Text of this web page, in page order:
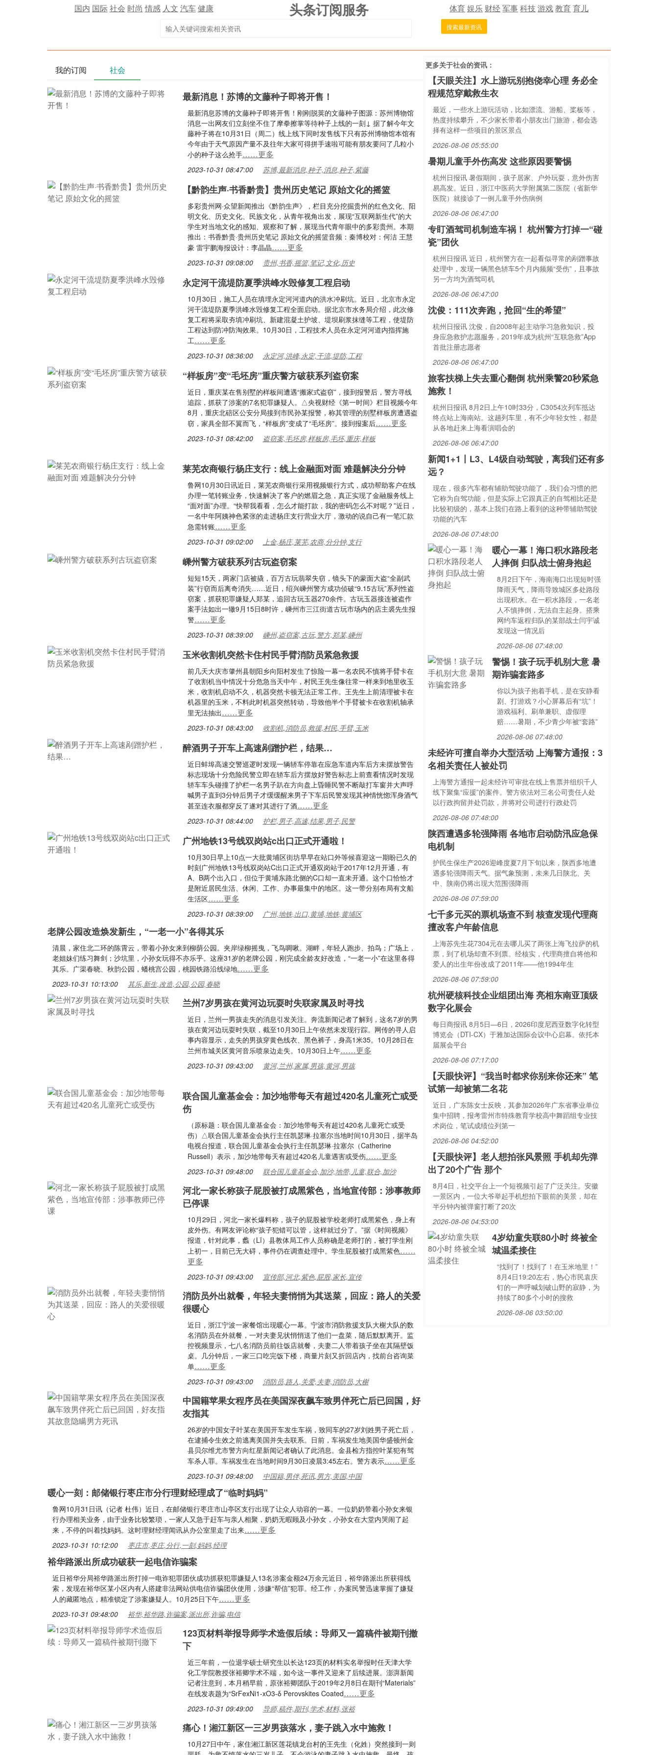
国内 国际社会 时尚 情感 人文 汽车健康 头条订阅服务 体育娱乐 财经军事科技游戏教育育儿
搜索最新资讯
我的订阅 社会
最新消息！苏博的文藤种子即将开售！
最新消息苏博的文藤种子即将开售！刚刚脱荚的文藤种子图源：苏州博物馆
消息一出网友们立刻坐不住了摩拳擦掌等待种子上线的一刻↓ 据了解今年文
藤种子将在10月31日（周二）线上线下同时发售线下只有苏州博物馆本馆有
今年由于天气原因产量不及往年大家可得拼手速啦可能有朋友要问了几粒小
小的种子这么抢手……更多
2023-10-31 08:47:00 苏博,最新消息,种子,消息,种子,紫藤
【黔韵生声·书香黔贵】贵州历史笔记 原始文化的摇篮
多彩贵州网·众望新闻推出《黔韵生声》，栏目充分挖掘贵州的红色文化、阳
明文化、历史文化、民族文化，从青年视角出发，展现“互联网新生代”的大
学生对当地文化的感知、观察和了解，展现当代青年眼中的多彩贵州。本期
推出：书香黔贵·贵州历史笔记 原始文化的摇篮音频：秦博校对：何洁 王慧
豪 雷宇鹏海报设计：李晶晶……更多
2023-10-31 09:08:00 贵州,书香,摇篮,笔记,文化,历史
永定河干流堤防夏季洪峰水毁修复工程启动
10月30日，施工人员在填埋永定河河道内的洪水冲刷坑。近日，北京市永定
河干流堤防夏季洪峰水毁修复工程全面启动。据北京市水务局介绍，此次修
复工程将采取夯填冲刷坑、新建混凝土护坡、堤坝刷浆抹缝等工程，使堤防
工程达到防冲防淘效果。10月30日，工程技术人员在永定河河道内指挥施
工……更多
2023-10-31 08:36:00 永定河,洪峰,永定,干流,堤防,工程
“样板房”变“毛坯房”重庆警方破获系列盗窃案
近日，重庆某在售别墅的样板间遭遇“搬家式盗窃”，接到报警后，警方寻线
追踪，抓获了涉案的7名犯罪嫌疑人。△央视财经《第一时间》栏目视频今年
8月，重庆北碚区公安分局接到市民孙某报警，称其管理的别墅样板房遭遇盗
窃，家具全部不翼而飞，“样板房”变成了“毛坯房”。接到报案后……更多
2023-10-31 08:42:00 盗窃案,毛坯房,样板房,毛坯,重庆,样板
莱芜农商银行杨庄支行：线上金融面对面 难题解决分分钟
鲁网10月30日讯近日，莱芜农商银行采用视频银行方式，成功帮助客户在线
办理一笔转账业务，快速解决了客户的燃眉之急，真正实现了金融服务线上
“面对面”办理。“快帮我看看，怎么才能打款，我的密码怎么不对呢？”近日，
一名中年阿姨神色紧张的走进杨庄支行营业大厅，激动的说自己有一笔汇款
急需转账……更多
2023-10-31 09:02:00 上金,杨庄,莱芜,农商,分分钟,支行
嵊州警方破获系列古玩盗窃案
短短15天，两家门店被撬，百万古玩翡翠失窃，镜头下的蒙面大盗“全副武
装”行窃而后离奇消失……近日，绍兴嵊州警方成功侦破“9.15古玩”系列性盗
窃案，抓获犯罪嫌疑人郑某，追回古玩玉器270余件。古玩玉器接连被盗作
案手法如出一辙9月15日8时许，嵊州市三江街道古玩市场内的店主裘先生报
警……更多
2023-10-31 08:39:00 嵊州,盗窃案,古玩,警方,郑某,嵊州
玉米收割机突然卡住村民手臂消防员紧急救援
前几天大庆市肇州县朝阳乡向阳村发生了惊险一幕一名农民不慎将手臂卡在
了收割机当中情况十分危急当天中午，村民王先生像往常一样来到地里收玉
米，收割机启动不久，机器突然卡顿无法正常工作。王先生上前清理被卡在
机器里的玉米，不料此时机器突然转动，导致他半个手臂被卡在收割机轴承
里无法抽出……更多
2023-10-31 08:43:00 收割机,消防员,救援,村民,手臂,玉米
醉酒男子开车上高速剐蹭护栏，结果…
近日蚌埠高速交警巡逻时发现一辆轿车停靠在应急车道内车后方未摆放警告
标志现场十分危险民警立即在轿车后方摆放好警告标志上前查看情况时发现
轿车车头碰撞了护栏一名男子趴在方向盘上昏睡民警不断敲打车窗并大声呼
喊男子直到3分钟后男子才缓缓醒来男子下车后民警发现其神情恍惚浑身酒气
甚至连衣服都穿反了遂对其进行了酒……更多
2023-10-31 08:44:00 护栏,男子,高速,结果,男子,民警
广州地铁13号线双岗站c出口正式开通啦！
10月30日早上10点一大批黄埔区街坊早早在站口外等候喜迎这一期盼已久的
时刻广州地铁13号线双岗站C出口正式开通双岗站于2017年12月开通，有
A、B两个出入口，但位于黄埔东路北侧的C口却一直未开通。这个口恰恰才
是附近居民生活、休闲、工作、办事最集中的地区。这一带分别布局有文船
生活区……更多
2023-10-31 08:39:00 广州,地铁,出口,黄埔,地铁,黄埔区
老牌公园改造焕发新生，“一老一小”各得其乐
清晨，家住北二环的陈霄云，带着小孙女来到柳荫公园。夹岸绿柳摇曳，飞鸟啁啾。湖畔，年轻人跑步、拍鸟；广场上，
老姐妹们练习舞剑；沙坑里，小孙女玩得不亦乐乎。这座31岁的老牌公园，刚完成全龄友好改造，“一老一小”在这里各得
其乐。广渠春晓、秋韵公园，蟠桃宫公园，桃园铁路沿线绿地……更多
2023-10-31 10:13:00 其乐,新生,改造,公园,公园,春晓
兰州7岁男孩在黄河边玩耍时失联家属及时寻找
近日，兰州一男孩走失的消息引发关注。奔流新闻记者了解到，这名7岁的男
孩在黄河边玩耍时失联，截至10月30日上午依然未发现行踪。网传的寻人启
事内容显示，走失的男孩穿黄色线衣、黑色裤子，身高1米35。10月28日在
兰州市城关区黄河音乐喷泉边走失。10月30日上午……更多
2023-10-31 09:43:00 黄河,兰州,家属,男孩,黄河,男孩
联合国儿童基金会：加沙地带每天有超过420名儿童死亡或受
伤
（原标题：联合国儿童基金会：加沙地带每天有超过420名儿童死亡或受
伤）△联合国儿童基金会执行主任凯瑟琳·拉塞尔当地时间10月30日，据半岛
电视台报道，联合国儿童基金会执行主任凯瑟琳·拉塞尔（Catherine
Russell）表示，加沙地带每天有超过420名儿童遇害或受伤……更多
2023-10-31 09:48:00 联合国儿童基金会,加沙,地带,儿童,联合,加沙
河北一家长称孩子屁股被打成黑紫色，当地宣传部：涉事教师
已停课
10月29日，河北一家长爆料称，孩子的屁股被学校老师打成黑紫色，身上有
皮外伤。有网友评论称“孩子犯错可以管，这样就过分了。”据《时间视频》
报道，针对此事，蠡（Lǐ）县教体局工作人员称确是老师打的，被打学生刚
上初一，目前已无大碍，事件仍在调查处理中。学生屁股被打成黑紫色……
更多
2023-10-31 09:43:00 宣传部,河北,紫色,屁股,家长,宣传
消防员外出就餐，年轻夫妻悄悄为其送菜，回应：路人的关爱
很暖心
近日，浙江宁波一家餐馆出现暖心一幕。宁波市消防救援支队大榭大队的数
名消防员在外就餐，一对夫妻见状悄悄送了他们一盘菜，随后默默离开。监
控视频显示，七八名消防员前往饭店就餐，夫妻二人带着孩子坐在其隔壁饭
桌。几分钟后，一家三口吃完饭下楼，商量片刻又折回店内，找前台咨询菜
单……更多
2023-10-31 09:43:00 消防员,路人,关爱,夫妻,消防员,大榭
中国籍苹果女程序员在美国深夜飙车致男伴死亡后已回国，好
友指其
26岁的中国女子叶某在美国开车发生车祸，致同车的27岁刘姓男子死亡后，
在逮捕令生效之前逃离美国并失去联系。日前，车祸发生地美国华盛顿州金
县贝尔维尤市警方向红星新闻记者确认了此消息。金县检方指控叶某犯有驾
车杀人罪。车祸发生在当地时间9月30日凌晨3:45左右。警方表示……更多
2023-10-31 09:48:00 中国籍,男伴,死讯,男方,美国,中国
暖心一刻：邮储银行枣庄市分行理财经理成了“临时妈妈”
鲁网10月31日讯（记者 杜伟）近日，在邮储银行枣庄市山亭区支行出现了让众人动容的一幕。一位奶奶带着小孙女来银
行办理相关业务，由于业务比较繁琐，一家人又急于赶车与亲人相聚，奶奶无暇顾及小孙女，小孙女在大堂内哭闹了起
来，不停的叫着找妈妈。这时理财经理闻讯从办公室里走了出来……更多
2023-10-31 10:12:00 枣庄市,枣庄,分行,一刻,妈妈,经理
裕华路派出所成功破获一起电信诈骗案
近日裕华分局裕华路派出所打掉一电诈犯罪团伙成功抓获犯罪嫌疑人13名涉案金额24万余元近日，裕华路派出所获得线
索，发现在裕华区某小区内有人搭建非法网站供电信诈骗团伙使用，涉嫌“帮信”犯罪。经工作，办案民警迅速掌握了嫌疑
人的藏匿地点，精准锁定了涉案嫌疑人。10月25日下午……更多
2023-10-31 09:48:00 裕华,裕华路,诈骗案,派出所,诈骗,电信
123页材料举报导师学术造假后续：导师又一篇稿件被期刊撤
下
近三年前，一位退学硕士研究生以长达123页的材料实名举报时任天津大学
化工学院教授张裕卿学术不端，如今这一事件又迎来了后续进展。澎湃新闻
记者注意到，本月稍早前，原张裕卿团队于2019年2月8日在期刊“Materials”
在线发表题为“SrFexNi1-xO3-δ Perovskites Coated……更多
2023-10-31 09:49:00 导师,稿件,期刊,学术,材料,张裕
痛心！湘江新区一三岁男孩落水，妻子跳入水中施救！
10月27日中午，家住湘江新区莲花镇龙台村的王先生（化姓）突然接到一则
更多关于社会的资讯：
【天眼关注】水上游玩别抱侥幸心理 务必全
程规范穿戴救生衣
最近，一些水上游玩活动，比如漂流、游船、桨板等，
热度持续攀升，不少家长带着小朋友出门旅游，都会选
择有这样一些项目的景区景点
2026-08-06 05:55:00
暑期儿童手外伤高发 这些原因要警惕
杭州日报讯 暑假期间，孩子居家、户外玩耍，意外伤害
易高发。近日，浙江中医药大学附属第二医院（省新华
医院）就接诊了一例儿童手外伤病例
2026-08-06 06:47:00
专盯酒驾司机制造车祸！ 杭州警方打掉一“碰
瓷”团伙
杭州日报讯 近日，杭州警方在一起看似寻常的剐蹭事故
处理中，发现一辆黑色轿车5个月内频频“受伤”，且事故
另一方均为酒驾司机
2026-08-06 06:47:00
沈俊：111次奔跑，抢回“生的希望”
杭州日报讯 沈俊，自2008年起主动学习急救知识，投
身应急救护志愿服务，2019年成为杭州“互联急救”App
首批注册志愿者
2026-08-06 06:47:00
旅客扶梯上失去重心翻倒 杭州乘警20秒紧急
施救！
杭州日报讯 8月2日上午10时33分，C3054次列车抵达
终点站上海南站。这趟列车里，有不少年轻女性，都是
从各地赶来上海看演唱会的
2026-08-06 06:47:00
新闻1+1丨L3、L4级自动驾驶，离我们还有多
远？
现在，很多汽车都有辅助驾驶功能了，我们会习惯的把
它称为自驾功能，但是实际上它跟真正的自驾相比还是
比较初级的，基本上我们在路上看到的这种带辅助驾驶
功能的汽车
2026-08-06 07:48:00
暖心一幕！海口积水路段老
人摔倒 归队战士俯身抱起
8月2日下午，海南海口出现短时强
降雨天气，降雨导致城区多处路段
出现积水。在一积水路段，一名老
人不慎摔倒，无法自主起身。搭乘
网约车返程归队的某部战士闫宇诚
发现这一情况后
2026-08-06 07:48:00
警惕！孩子玩手机别大意 暑
期诈骗套路多
你以为孩子抱着手机，是在安静看
剧、打游戏？小心屏幕后有“坑”！
游戏福利、刷单兼职、虚假理
赔……暑期，不少青少年被“套路”
2026-08-06 07:48:00
未经许可擅自举办大型活动 上海警方通报：3
名相关责任人被处罚
上海警方通报一起未经许可审批在线上售票并组织千人
线下聚集“应援”的案件。警方依法对三名公司责任人处
以行政拘留并处罚款，并将对公司进行行政处罚
2026-08-06 07:48:00
陕西遭遇多轮强降雨 各地市启动防汛应急保
电机制
护民生保生产2026迎峰度夏7月下旬以来，陕西多地遭
遇多轮强降雨天气。据气象预测，未来几日陕北、关
中、陕南仍将出现大范围强降雨
2026-08-06 07:59:00
七千多元买的票机场查不到 核查发现代理商
擅改客户年龄信息
上海苏先生花7304元在去哪儿买了两张上海飞拉萨的机
票，到了机场却查不到票。经核实，代理商擅自将他和
爱人的出生年份改成了2011年——他1994年生
2026-08-06 07:59:00
杭州硬核科技企业组团出海 亮相东南亚顶级
数字化展会
每日商报讯 8月5日—6日，2026印度尼西亚数字化转型
博览会（DTI‑CX）于雅加达国际会议中心启幕。依托本
届展会平台
2026-08-06 07:17:00
【天眼快评】“我当时都求你别来你还来” 笔
试第一却被第二名花
近日，广东陈女士反映，其参加2026年广东省事业单位
集中招聘，报考雷州市特殊教育学校高中舞蹈组专业技
术岗位，笔试成绩位列第一
2026-08-06 04:52:00
【天眼快评】老人想拍张风景照 手机却先弹
出了20个广告 那个
8月4日，社交平台上一个短视频引起了广泛关注。安徽
一景区内，一位大爷举起手机想拍下眼前的美景，却在
半分钟内被弹窗打断了20次
2026-08-06 04:53:00
4岁幼童失联80小时 终被全
城温柔接住
“找到了！找到了！在玉米地里！”
8月4日19:20左右，热心市民袁庆
钉的一声呼喊划破山野的寂静，为
持续了80多个小时的搜救
2026-08-06 03:50:00